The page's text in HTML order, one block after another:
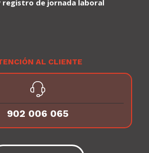
registro de jornada laboral
AL CLIENTE
902 006 065